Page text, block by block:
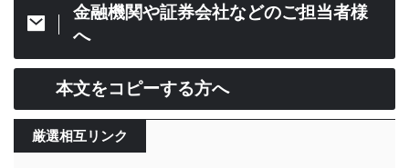
金融機関や証券会社などのご担当者様
へ
本文をコピーする方へ
厳選相互リンク